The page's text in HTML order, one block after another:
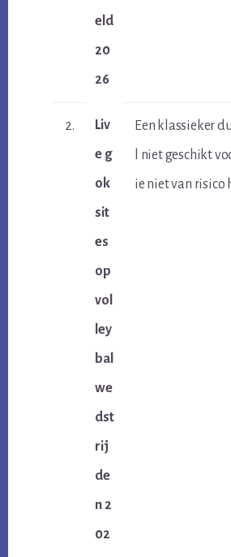
eld
20
26
2.
Liv
e g
ok
sit
es
op
vol
ley
bal
we
dst
rij
de
n 2
02
Een klassieker
l niet geschikt
ie niet van risico